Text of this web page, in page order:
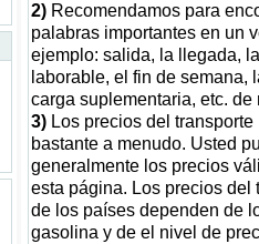
2) Recomendamos para
palabras importantes en un
ejemplo: salida, la llegada,
laborable, el fin de semana,
carga suplementaria, etc. de
3) Los precios del
bastante a menudo. Usted
generalmente los precios
esta página. Los precios del
de los países dependen de
gasolina y de el nivel de